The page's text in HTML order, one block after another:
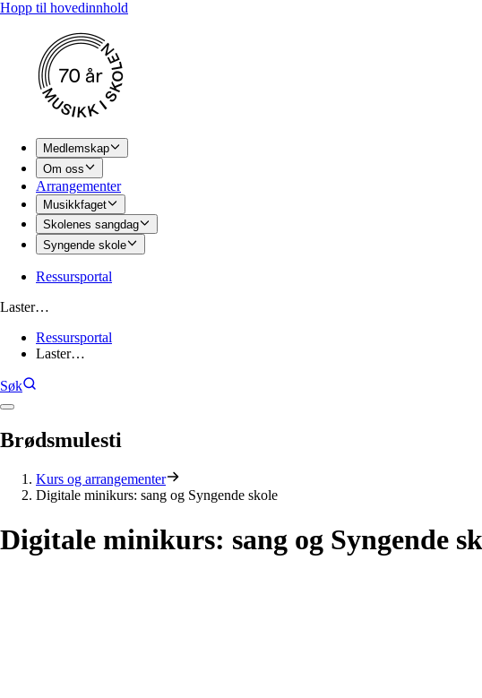
Hopp til hovedinnhold
Medlemskap
Om oss
Arrangementer
Musikkfaget
Skolenes sangdag
Syngende skole
Ressursportal
Laster…
Ressursportal
Laster…
Søk
Brødsmulesti
Kurs og arrangementer
Digitale minikurs: sang og Syngende skole
Digitale minikurs: sang og Syngende